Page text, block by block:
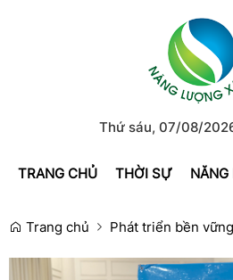
Thứ sáu, 07/08/
TRANG CHỦ THỜI SỰ
Trang chủ
Phát triển bền vững